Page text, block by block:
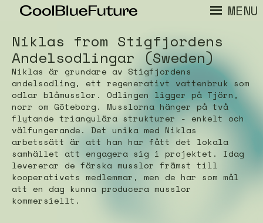
MENU
Niklas from Stigfjordens
Andelsodlingar (Sweden)
Niklas är grundare av Stigfjordens
andelsodling, ett regenerativt vattenbruk som
odlar blåmusslor. Odlingen ligger på Tjörn,
norr om Göteborg. Musslorna hänger på två
flytande triangulära strukturer - enkelt och
välfungerande. Det unika med Niklas
arbetssätt är att han har fått det lokala
samhället att engagera sig i projektet. Idag
levererar de färska musslor främst till
kooperativets medlemmar, men de har som mål
att en dag kunna producera musslor
kommersiellt.